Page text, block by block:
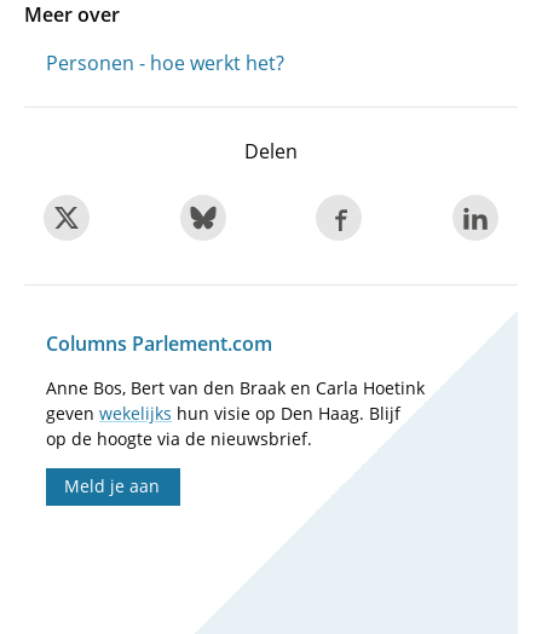
Meer over
Personen - hoe werkt het?
Delen
Columns Parlement.com
Anne Bos, Bert van den Braak en Carla Hoetink
geven wekelijks hun visie op Den Haag. Blijf
op de hoogte via de nieuwsbrief.
Meld je aan